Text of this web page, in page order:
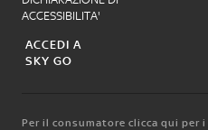
ACCESSIBILITA'
ACCEDI A
SKY GO
Per il consumatore clicca qui per i